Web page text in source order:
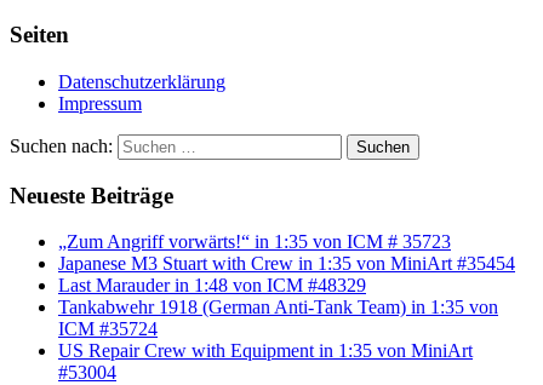
Seiten
Datenschutzerklärung
Impressum
Suchen nach: Suchen
Neueste Beiträge
„Zum Angriff vorwärts!“ in 1:35 von ICM # 35723
Japanese M3 Stuart with Crew in 1:35 von MiniArt #35454
Last Marauder in 1:48 von ICM #48329
Tankabwehr 1918 (German Anti-Tank Team) in 1:35 von
ICM #35724
US Repair Crew with Equipment in 1:35 von MiniArt
#53004